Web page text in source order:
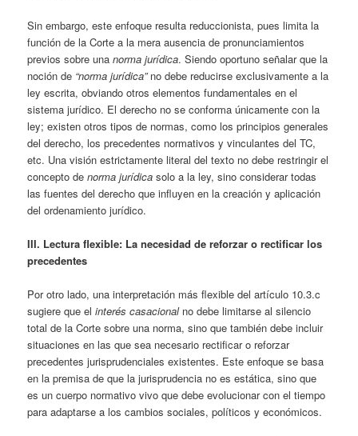
Sin embargo, este enfoque resulta reduccionista, pues limita la
función de la Corte a la mera ausencia de pronunciamientos
previos sobre unanorma jurídica. Siendo oportuno señalar que la
noción de “norma jurídica”no debe reducirse exclusivamente a la
ley escrita, obviando otros elementos fundamentales en el
sistema jurídico. El derecho no se conforma únicamente con la
ley; existen otros tipos de normas, como los principios generales
del derecho, los precedentes normativos y vinculantes del TC,
etc. Una visión estrictamente literal del texto no debe restringir el
concepto denorma jurídica solo a la ley, sino considerar todas
las fuentes del derecho que influyen en la creación y aplicación
del ordenamiento jurídico.
III. Lectura flexible: La necesidad de reforzar o rectificar los
precedentes
Por otro lado, una interpretación más flexible del artículo 10.3.c
sugiere que elinterés casacionalno debe limitarse al silencio
total de la Corte sobre una norma, sino que también debe incluir
situaciones en las que sea necesario rectificar o reforzar
precedentes jurisprudenciales existentes. Este enfoque se basa
en la premisa de que la jurisprudencia no es estática, sino que
es un cuerpo normativo vivo que debe evolucionar con el tiempo
para adaptarse a los cambios sociales, políticos y económicos.